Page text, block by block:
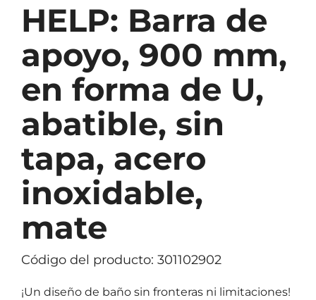
HELP: Barra de
apoyo, 900 mm,
en forma de U,
abatible, sin
tapa, acero
inoxidable,
mate
Código del producto: 301102902
¡Un diseño de baño sin fronteras ni limitaciones!